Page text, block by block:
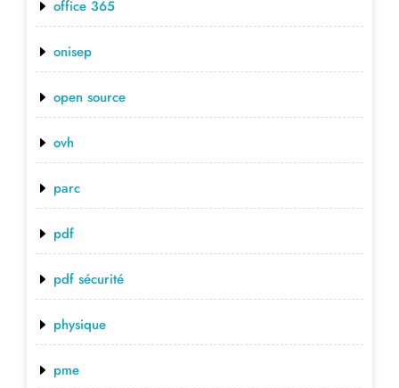
office 365
onisep
open source
ovh
parc
pdf
pdf sécurité
physique
pme